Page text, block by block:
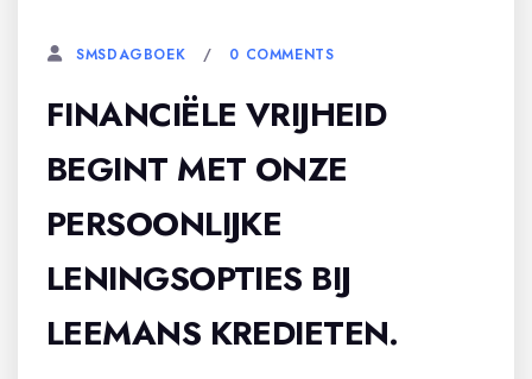
SMSDAGBOEK 0 COMMENTS
FINANCIËLE VRIJHEID
BEGINT MET ONZE
PERSOONLIJKE
LENINGSOPTIES BIJ
LEEMANS KREDIETEN.